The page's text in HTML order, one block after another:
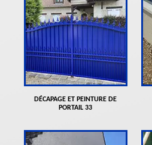
DÉCAPAGE ET PEINTURE DE
PORTAIL 33